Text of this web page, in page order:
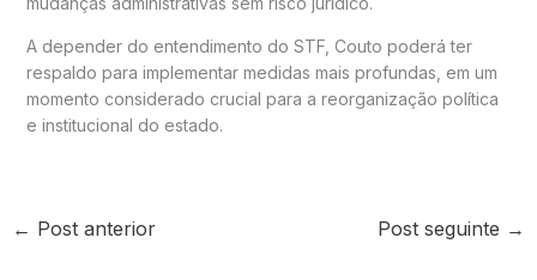
A depender do entendimento do STF, Couto poderá ter
respaldo para implementar medidas mais profundas, em um
momento considerado crucial para a reorganização política
e institucional do estado.
← Post anterior Post seguinte →